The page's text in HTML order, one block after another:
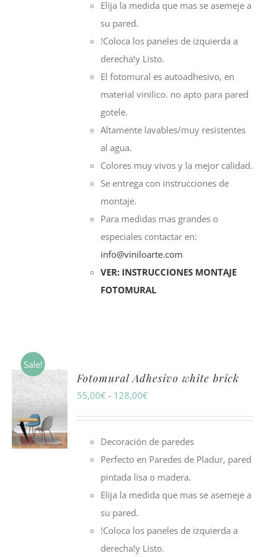
Elija la medida que mas se asemeje a
su pared.
!Coloca los paneles de izquierda a
derecha!y Listo.
El fotomural es autoadhesivo, en
material vinilico. no apto para pared
gotele.
Altamente lavables/muy resistentes
al agua.
Colores muy vivos y la mejor calidad.
Se entrega con instrucciones de
montaje.
Para medidas mas grandes o
especiales contactar en:
info@viniloarte.com
VER: INSTRUCCIONES MONTAJE
FOTOMURAL
Sale!
ESTE
PRODUCTO
TIENE
MÚLTIPLES
Fotomural Adhesivo white brick
55,00€ - 128,00€
desde
55,00€
hasta
128,00€
Decoración de paredes
Perfecto en Paredes de Pladur, pared
pintada lisa o madera.
Elija la medida que mas se asemeje a
su pared.
!Coloca los paneles de izquierda a
derecha!y Listo.